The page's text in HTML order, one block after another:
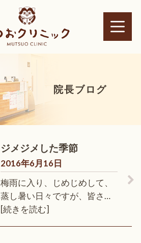
院長ブログ
ジメジメした季節
2016年6月16日
梅雨に入り、じめじめして、
蒸し暑い日々ですが、皆さ…
[続きを読む]